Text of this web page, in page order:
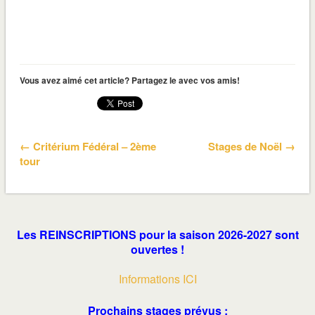
Vous avez aimé cet article? Partagez le avec vos amis!
← Critérium Fédéral – 2ème
tour
Stages de Noël →
Les REINSCRIPTIONS pour la saison 2026-2027 sont
ouvertes !
Informations ICI
Prochains stages prévus :